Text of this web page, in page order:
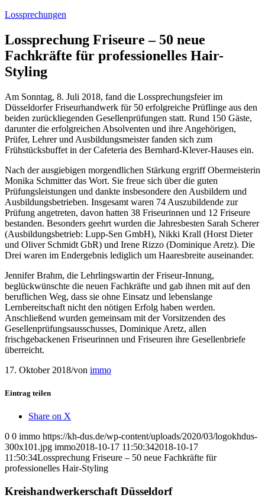
Lossprechungen
Lossprechung Friseure – 50 neue
Fachkräfte für professionelles Hair-
Styling
Am Sonntag, 8. Juli 2018, fand die Lossprechungsfeier im
Düsseldorfer Friseurhandwerk für 50 erfolgreiche Prüflinge aus den
beiden zurückliegenden Gesellenprüfungen statt. Rund 150 Gäste,
darunter die erfolgreichen Absolventen und ihre Angehörigen,
Prüfer, Lehrer und Ausbildungsmeister fanden sich zum
Frühstücksbuffet in der Cafeteria des Bernhard-Klever-Hauses ein.
Nach der ausgiebigen morgendlichen Stärkung ergriff Obermeisterin
Monika Schmitter das Wort. Sie freue sich über die guten
Prüfungsleistungen und dankte insbesondere den Ausbildern und
Ausbildungsbetrieben. Insgesamt waren 74 Auszubildende zur
Prüfung angetreten, davon hatten 38 Friseurinnen und 12 Friseure
bestanden. Besonders geehrt wurden die Jahresbesten Sarah Scherer
(Ausbildungsbetrieb: Lupp-Sen GmbH), Nikki Krall (Horst Dieter
und Oliver Schmidt GbR) und Irene Rizzo (Dominique Aretz). Die
Drei waren im Endergebnis lediglich um Haaresbreite auseinander.
Jennifer Brahm, die Lehrlingswartin der Friseur-Innung,
beglückwünschte die neuen Fachkräfte und gab ihnen mit auf den
beruflichen Weg, dass sie ohne Einsatz und lebenslange
Lernbereitschaft nicht den nötigen Erfolg haben werden.
Anschließend wurden gemeinsam mit der Vorsitzenden des
Gesellenprüfungsausschusses, Dominique Aretz, allen
frischgebackenen Friseurinnen und Friseuren ihre Gesellenbriefe
überreicht.
17. Oktober 2018/von immo
Eintrag teilen
Share on X
0 0 immo https://kh-dus.de/wp-content/uploads/2020/03/logokhdus-
300x101.jpg immo2018-10-17 11:50:342018-10-17
11:50:34Lossprechung Friseure – 50 neue Fachkräfte für
professionelles Hair-Styling
Kreishandwerkerschaft Düsseldorf